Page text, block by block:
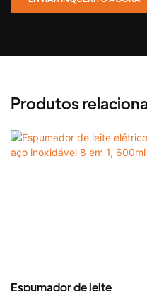
Produtos
Espumador de leite